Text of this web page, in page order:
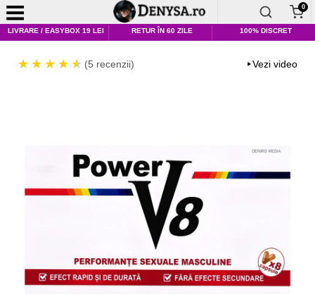
0
LIVRARE / EASYBOX 19 LEI RETUR ÎN 60 ZILE 100% DISCRET
(5 recenzii) Vezi video